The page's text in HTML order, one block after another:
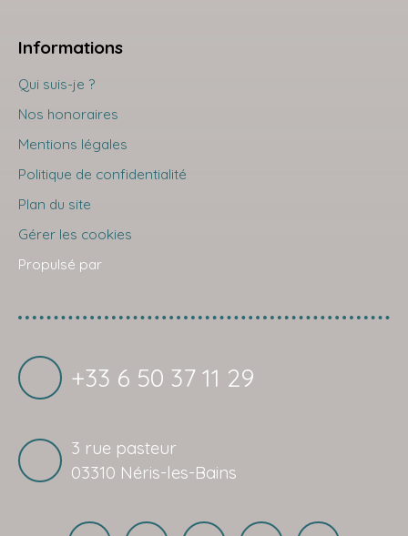
Informations
Qui suis-je ?
Nos honoraires
Mentions légales
Politique de confidentialité
Plan du site
Gérer les cookies
Propulsé par
+33 6 50 37 11 29
3 rue pasteur
03310 Néris-les-Bains